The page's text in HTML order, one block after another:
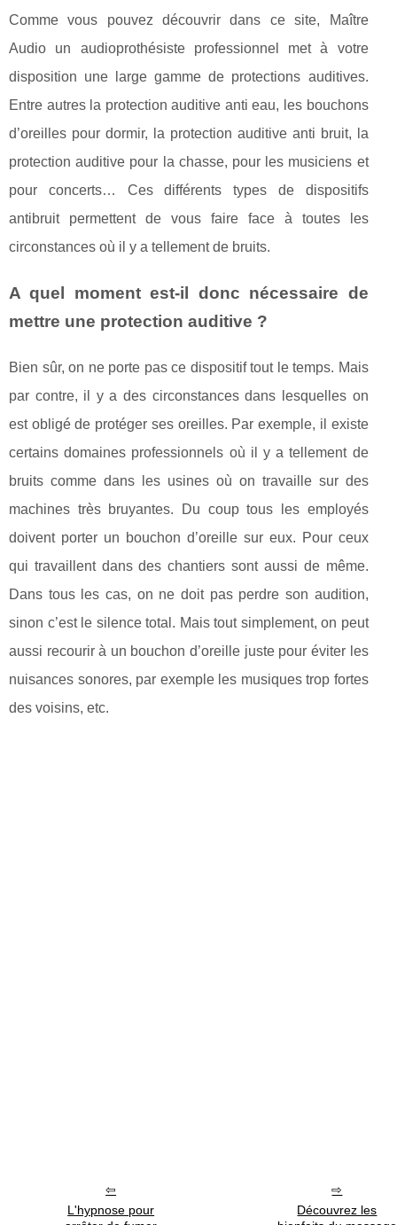
Comme vous pouvez découvrir dans ce site, Maître
Audio un audioprothésiste professionnel met à votre
disposition une large gamme de protections auditives.
Entre autres la protection auditive anti eau, les bouchons
d’oreilles pour dormir, la protection auditive anti bruit, la
protection auditive pour la chasse, pour les musiciens et
pour concerts… Ces différents types de dispositifs
antibruit permettent de vous faire face à toutes les
circonstances où il y a tellement de bruits.
A quel moment est-il donc nécessaire de
mettre une protection auditive ?
Bien sûr, on ne porte pas ce dispositif tout le temps. Mais
par contre, il y a des circonstances dans lesquelles on
est obligé de protéger ses oreilles. Par exemple, il existe
certains domaines professionnels où il y a tellement de
bruits comme dans les usines où on travaille sur des
machines très bruyantes. Du coup tous les employés
doivent porter un bouchon d’oreille sur eux. Pour ceux
qui travaillent dans des chantiers sont aussi de même.
Dans tous les cas, on ne doit pas perdre son audition,
sinon c’est le silence total. Mais tout simplement, on peut
aussi recourir à un bouchon d’oreille juste pour éviter les
nuisances sonores, par exemple les musiques trop fortes
des voisins, etc.
L'hypnose pour
Découvrez les